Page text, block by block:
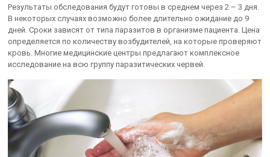
Результаты обследования будут готовы в среднем через 2 – 3 дня.
В некоторых случаях возможно более длительно ожидание до 9
дней. Сроки зависят от типа паразитов в организме пациента. Цена
определяется по количеству возбудителей, на которые проверяют
кровь. Многие медицинские центры предлагают комплексное
исследование на всю группу паразитических червей.